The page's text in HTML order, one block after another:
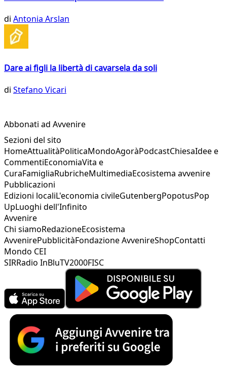
di Antonia Arslan
Dare ai figli la libertà di cavarsela da soli
di Stefano Vicari
Abbonati ad Avvenire
Sezioni del sito
HomeAttualitàPoliticaMondoAgoràPodcastChiesaIdee e
CommentiEconomiaVita e
CuraFamigliaRubricheMultimediaEcosistema avvenire
Pubblicazioni
Edizioni localiL'economia civileGutenbergPopotusPop
UpLuoghi dell'Infinito
Avvenire
Chi siamoRedazioneEcosistema
AvvenirePubblicitàFondazione AvvenireShopContatti
Mondo CEI
SIRRadio InBluTV2000FISC